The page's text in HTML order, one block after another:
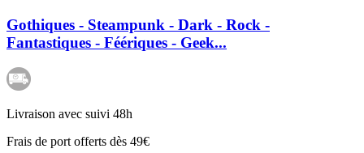
Gothiques - Steampunk - Dark - Rock -
Fantastiques - Féériques - Geek...
Livraison avec suivi 48h
Frais de port offerts dès 49€